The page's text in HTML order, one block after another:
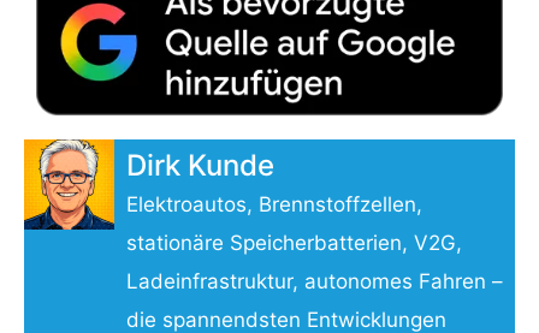
Dirk Kunde
Elektroautos, Brennstoffzellen,
stationäre Speicherbatterien, V2G,
Ladeinfrastruktur, autonomes Fahren –
die spannendsten Entwicklungen